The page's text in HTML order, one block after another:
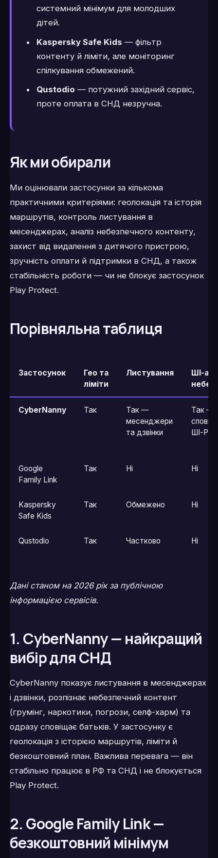
системний мінімум для молодших
дітей.
Kaspersky Safe Kids — фільтр
контенту й ліміти, але моніторинг
спілкування обмежений.
Qustodio — потужний західний сервіс,
проте оплата в СНД незручна.
Як ми обирали
Ми оцінювали застосунки за кількома
практичними критеріями: геолокація та історія
маршрутів, контроль листування в
месенджерах, аналіз небезпечного контенту,
захист від видалення з дитячого пристрою,
зручність оплати й підтримки в СНД, а також
стабільність роботи — чи не блокує застосунок
Play Protect.
Порівняльна таблиця
Застосунок
Гео та
ліміти
Листування
ШІ-
CyberNanny Так
Так —
месенджери
та дзвінки
Так —
ШІ-
Google
Family Link
Так Ні Ні
Kaspersky
Safe Kids
Так Обмежено Ні
Qustodio Так Частково Ні
Дані станом на 2026 рік за публічною
інформацією сервісів.
1. CyberNanny — найкращий
вибір для СНД
CyberNanny показує листування в месенджерах
і дзвінки, розпізнає небезпечний контент
(грумінг, наркотики, погрози, селф-харм) та
одразу сповіщає батьків. У застосунку є
геолокація з історією маршрутів, ліміти й
безкоштовний план. Важлива перевага — він
стабільно працює в РФ та СНД і не блокується
Play Protect.
2. Google Family Link —
безкоштовний мінімум